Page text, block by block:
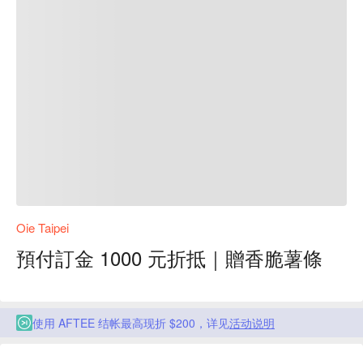
Oie Taipei
預付訂金 1000 元折抵｜贈香脆薯條
使用 AFTEE 结帐最高现折 $200，详见活动说明